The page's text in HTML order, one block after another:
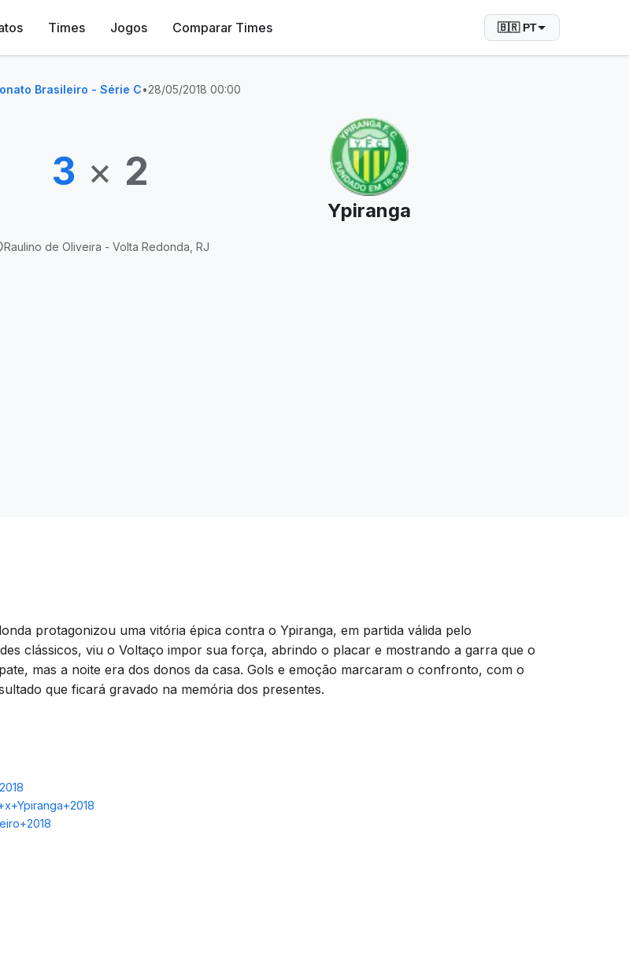
Times Jogos Comparar Times 🇧🇷 PT
Brasileiro - Série C•28/05/2018 00:00
3 × 2
Ypiranga
Raulino de Oliveira - Volta Redonda, RJ
protagonizou uma vitória épica contra o Ypiranga, em partida válida pelo
clássicos, viu o Voltaço impor sua força, abrindo o placar e mostrando a garra que o
mas a noite era dos donos da casa. Gols e emoção marcaram o confronto, com o
que ficará gravado na memória dos presentes.